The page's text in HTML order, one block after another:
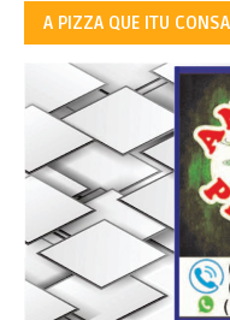
A PIZZA QUE ITU